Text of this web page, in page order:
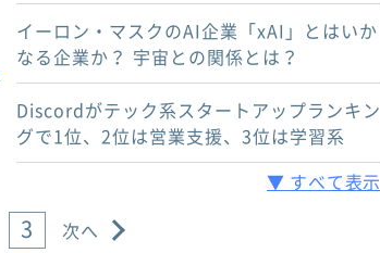
イーロン・マスクのAI企業「xAI」とはいか
なる企業か？ 宇宙との関係とは？
Discordがテック系スタートアップランキン
グで1位、2位は営業支援、3位は学習系
▼ すべて表示
3 次へ